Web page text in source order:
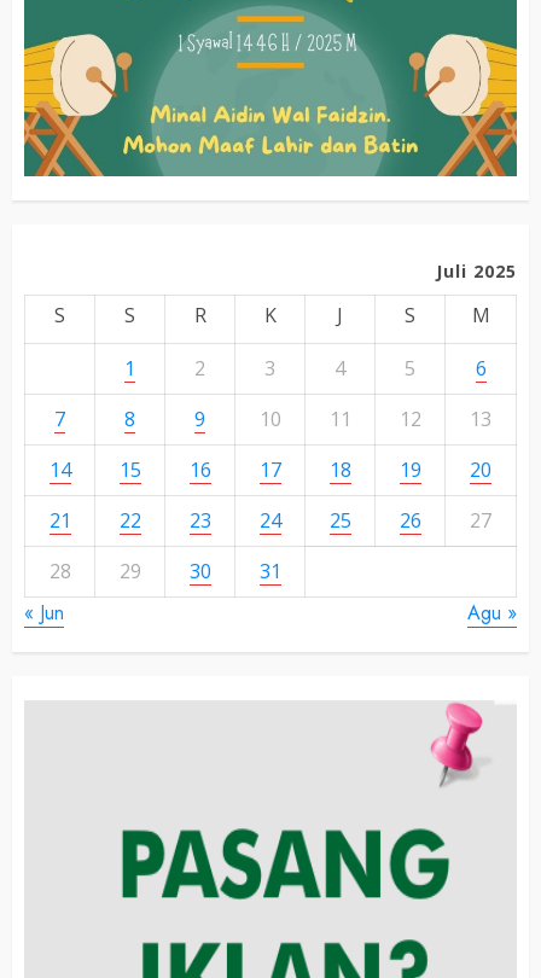
Juli 2025
S S R K J S
M
1
2 3 4 5
6
7
8 9 10 11 12
13
14
15 16 17 18 19
20
21
22 23 24 25 26
27
28
29 30 31
« Jun Agu »